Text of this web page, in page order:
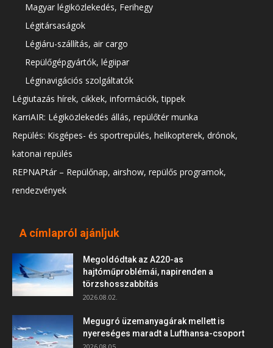
Magyar légiközlekedés, Ferihegy
Légitársaságok
Légiáru-szállítás, air cargo
Repülőgépgyártók, légiipar
Léginavigációs szolgáltatók
Légiutazás hírek, cikkek, információk, tippek
KarriAIR: Légiközlekedés állás, repülőtér munka
Repülés: Kisgépes- és sportrepülés, helikopterek, drónok,
katonai repülés
REPNAPtár – Repülőnap, airshow, repülős programok,
rendezvények
A címlapról ajánljuk
Megoldódtak az A220-as
hajtóműproblémái, napirenden a
törzshosszabbítás
2026.08.02.
Megugró üzemanyagárak mellett is
nyereséges maradt a Lufthansa-csoport